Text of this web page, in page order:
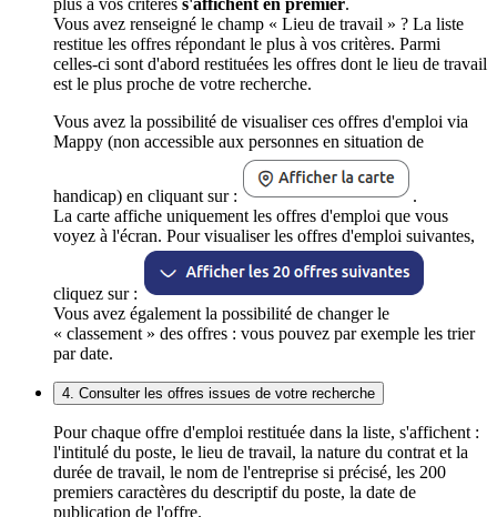
Vous avez renseigné le champ « Lieu de travail » ? La liste
restitue les offres répondant le plus à vos critères. Parmi
celles-ci sont d'abord restituées les offres dont le lieu de travail
est le plus proche de votre recherche.
Vous avez la possibilité de visualiser ces offres d'emploi via
Mappy (non accessible aux personnes en situation de
handicap) en cliquant sur :
.
La carte affiche uniquement les offres d'emploi que vous
voyez à l'écran. Pour visualiser les offres d'emploi suivantes,
cliquez sur :
Vous avez également la possibilité de changer le
« classement » des offres : vous pouvez par exemple les trier
par date.
4. Consulter les offres issues de votre recherche
Pour chaque offre d'emploi restituée dans la liste, s'affichent :
l'intitulé du poste, le lieu de travail, la nature du contrat et la
durée de travail, le nom de l'entreprise si précisé, les 200
premiers caractères du descriptif du poste, la date de
publication de l'offre.